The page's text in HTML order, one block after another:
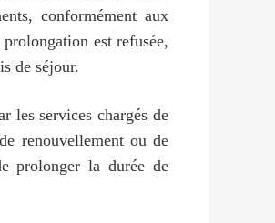
conformément aux
est refusée,
de séjour.
les services chargés de
renouvellement ou de
prolonger la durée de